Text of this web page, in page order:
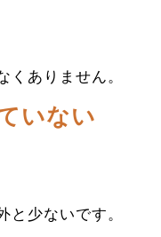
くありません。
いない
少ないです。